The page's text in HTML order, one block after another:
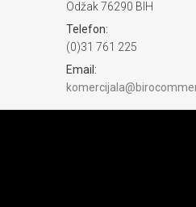
Odžak 76290 BIH
Telefon:
(0)31 761 225
Email: